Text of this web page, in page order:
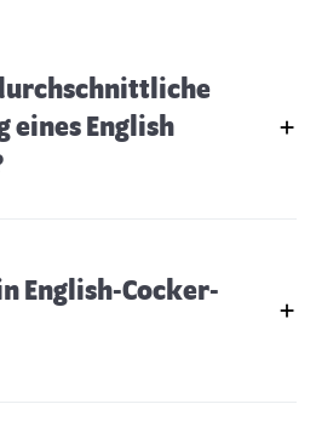
eines English
English-Cocker-